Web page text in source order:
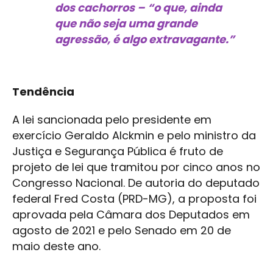
dos cachorros – “o que, ainda
que não seja uma grande
agressão, é algo extravagante.”
Tendência
A lei sancionada pelo presidente em
exercício Geraldo Alckmin e pelo ministro da
Justiça e Segurança Pública é fruto de
projeto de lei que tramitou por cinco anos no
Congresso Nacional. De autoria do deputado
federal Fred Costa (PRD-MG), a proposta foi
aprovada pela Câmara dos Deputados em
agosto de 2021 e pelo Senado em 20 de
maio deste ano.